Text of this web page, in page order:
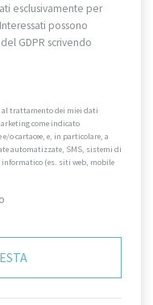
esclusivamente per
possono
GDPR scrivendo
al trattamento dei miei dati
come indicato
o cartacee, e, in particolare, a
automatizzate, SMS, sistemi di
(es. siti web, mobile